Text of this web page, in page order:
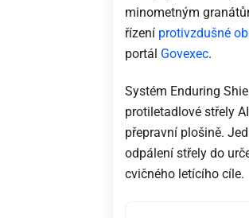
minometným
řízení protivzdušné
portál Govexec.
Systém Enduring
protiletadlové střely
přepravní plošině.
odpálení střely do
cvičného letícího cíle.